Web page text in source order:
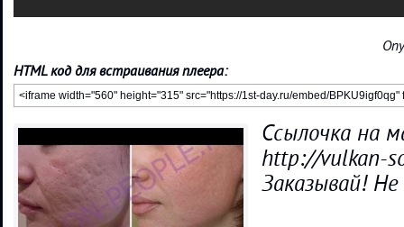
HTML код для встраивания плеера:
Ссылочка на
http://vulkan-
Заказывай!